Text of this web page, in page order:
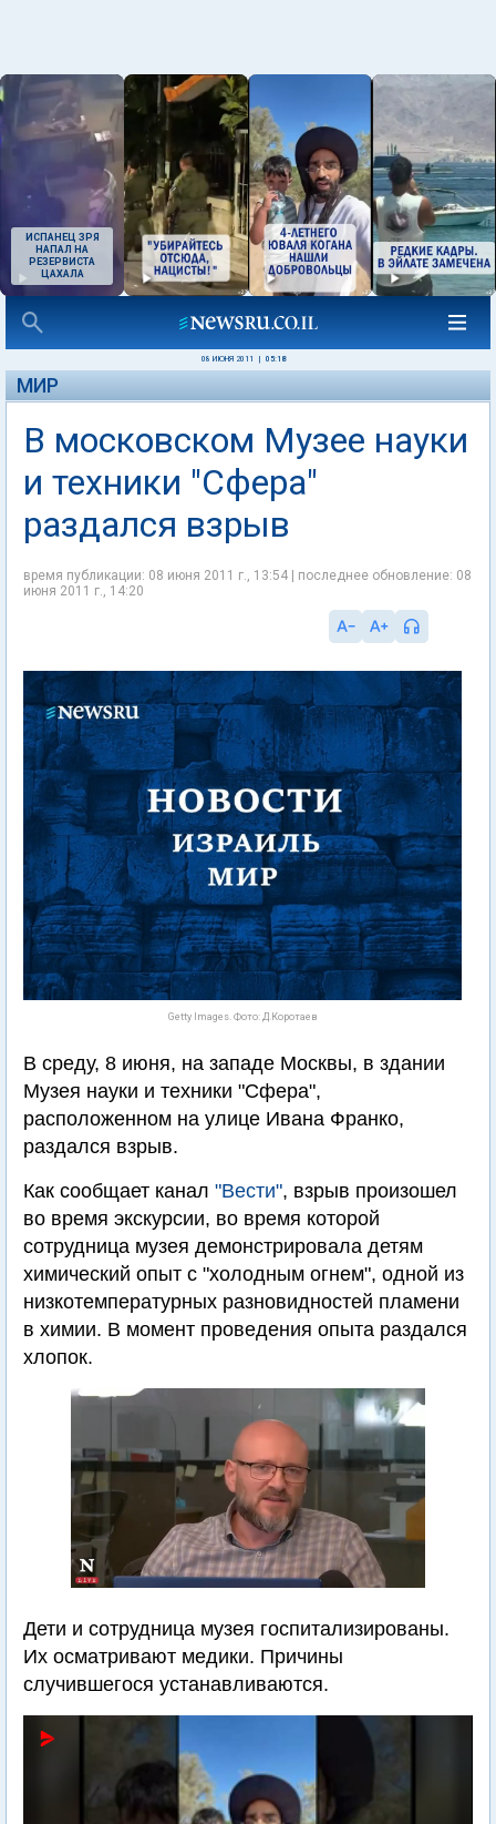
ИСПАНЕЦ ЗРЯ
НАПАЛ НА
РЕЗЕРВИСТА
ЦАХАЛА
08 ИЮНЯ 2011 05:18
МИР
В московском Музее науки
и техники "Сфера"
раздался взрыв
время публикации: 08 июня 2011 г., 13:54 | последнее обновление: 08
июня 2011 г., 14:20
Getty Images. Фото: Д.Коротаев
В среду, 8 июня, на западе Москвы, в здании
Музея науки и техники "Сфера",
расположенном на улице Ивана Франко,
раздался взрыв.
Как сообщает канал "Вести", взрыв произошел
во время экскурсии, во время которой
сотрудница музея демонстрировала детям
химический опыт с "холодным огнем", одной из
низкотемпературных разновидностей пламени
в химии. В момент проведения опыта раздался
хлопок.
Дети и сотрудница музея госпитализированы.
Их осматривают медики. Причины
случившегося устанавливаются.